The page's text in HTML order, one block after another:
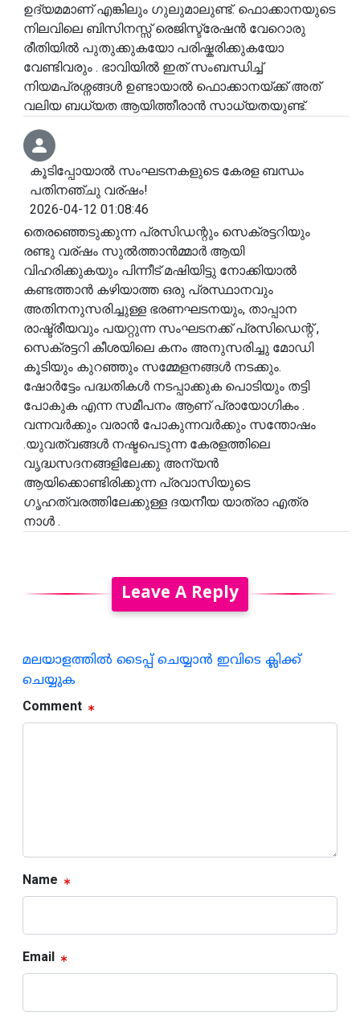
ഉദ്യമമാണ് എങ്കിലും ഗുലുമാലുണ്ട്. ഫൊക്കാനയുടെ
നിലവിലെ ബിസിനസ്സ് രെജിസ്ട്രേഷൻ വേറൊരു
രീതിയിൽ പുതുക്കുകയോ പരിഷ്കരിക്കുകയോ
വേണ്ടിവരും . ഭാവിയിൽ ഇത് സംബന്ധിച്ച്
നിയമപ്രശ്നങ്ങൾ ഉണ്ടായാൽ ഫൊക്കാനയ്ക്ക് അത്
വലിയ ബധ്യത ആയിത്തീരാൻ സാധ്യതയുണ്ട്.
കൂടിപ്പോയാൽ സംഘടനകളുടെ കേരള ബന്ധം
പതിനഞ്ചു വര്ഷം!
2026-04-12 01:08:46
തെരഞ്ഞെടുക്കുന്ന പ്രസിഡന്റും സെക്രട്ടറിയും
രണ്ടു വര്ഷം സുൽത്താൻമ്മാർ ആയി
വിഹരിക്കുകയും പിന്നീട് മഷിയിട്ടു നോക്കിയാൽ
കണ്ടത്താൻ കഴിയാത്ത ഒരു പ്രസ്ഥാനവും
അതിനനുസരിച്ചുള്ള ഭരണഘടനയും, താപ്പാന
രാഷ്ട്രീയവും പയറ്റുന്ന സംഘടനക്ക് പ്രസിഡെന്റ് ,
സെക്രട്ടറി കീശയിലെ കനം അനുസരിച്ചു മോഡി
കൂടിയും കുറഞ്ഞും സമ്മേളനങ്ങൾ നടക്കും.
ഷോർട്ടേം പദ്ധതികൾ നടപ്പാക്കുക പൊടിയും തട്ടി
പോകുക എന്ന സമീപനം ആണ് പ്രായോഗികം .
വന്നവർക്കും വരാൻ പോകുന്നവർക്കും സന്തോഷം
.യുവത്വങ്ങൾ നഷ്ടപെടുന്ന കേരളത്തിലെ
വൃദ്ധസദനങ്ങളിലേക്കു അന്യൻ
ആയിക്കൊണ്ടിരിക്കുന്ന പ്രവാസിയുടെ
ഗൃഹത്വരത്തിലേക്കുള്ള ദയനീയ യാത്രാ എത്ര
നാൾ .
Leave A Reply
മലയാളത്തില്‍ ടൈപ്പ് ചെയ്യാന്‍ ഇവിടെ ക്ലിക്ക്
ചെയ്യുക
Comment
Name
Email